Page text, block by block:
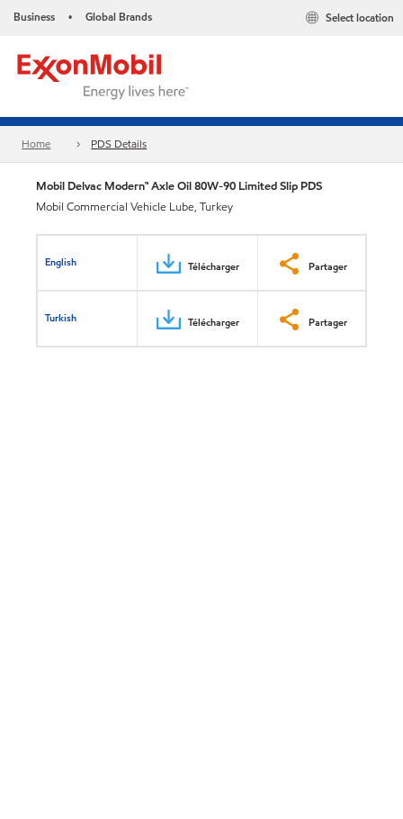
Business • Global Brands Select location
Home PDS Details
Mobil Delvac Modern™ Axle Oil 80W-90 Limited Slip PDS
Mobil Commercial Vehicle Lube, Turkey
English Télécharger Partager
Turkish Télécharger Partager